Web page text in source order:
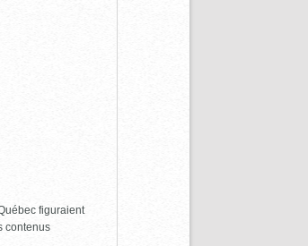
figuraient
contenus